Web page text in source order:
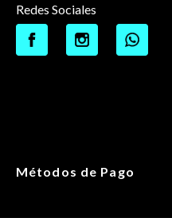
Redes Sociales
Métodos de Pago